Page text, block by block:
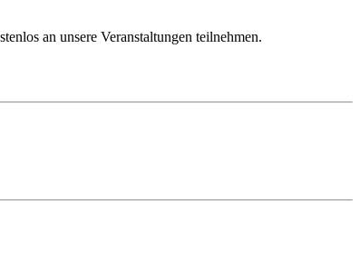
an unsere Veranstaltungen teilnehmen.